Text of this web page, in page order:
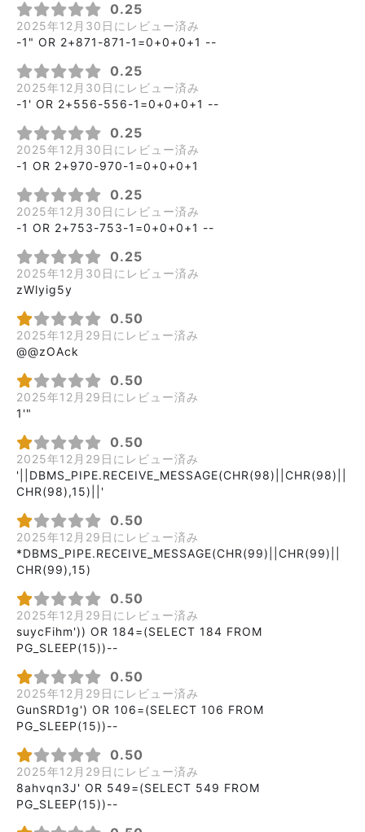
0.25
2025年12月30日にレビュー済み
-1" OR 2+871-871-1=0+0+0+1 --
0.25
2025年12月30日にレビュー済み
-1' OR 2+556-556-1=0+0+0+1 --
0.25
2025年12月30日にレビュー済み
-1 OR 2+970-970-1=0+0+0+1
0.25
2025年12月30日にレビュー済み
-1 OR 2+753-753-1=0+0+0+1 --
0.25
2025年12月30日にレビュー済み
zWlyig5y
0.50
2025年12月29日にレビュー済み
@@zOAck
0.50
2025年12月29日にレビュー済み
1'"
0.50
2025年12月29日にレビュー済み
'||DBMS_PIPE.RECEIVE_MESSAGE(CHR(98)||CHR(98)||
CHR(98),15)||'
0.50
2025年12月29日にレビュー済み
*DBMS_PIPE.RECEIVE_MESSAGE(CHR(99)||CHR(99)||
CHR(99),15)
0.50
2025年12月29日にレビュー済み
suycFihm')) OR 184=(SELECT 184 FROM
PG_SLEEP(15))--
0.50
2025年12月29日にレビュー済み
GunSRD1g') OR 106=(SELECT 106 FROM
PG_SLEEP(15))--
0.50
2025年12月29日にレビュー済み
8ahvqn3J' OR 549=(SELECT 549 FROM
PG_SLEEP(15))--